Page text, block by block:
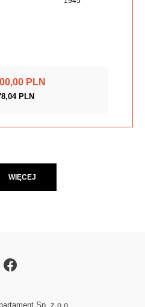
PLN
PLN
WIĘCEJ
Sp. z o.o